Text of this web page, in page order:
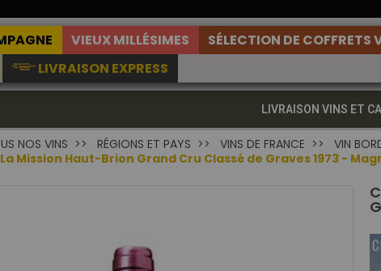
VIEUX MILLÉSIMES SÉLECTION DE COFFRETS
LIVRAISON EXPRESS
LIVRAISON VINS ET
NOS VINS RÉGIONS ET PAYS VINS DE FRANCE VIN
Mission Haut-Brion Grand Cru Classé de Graves 1973 -